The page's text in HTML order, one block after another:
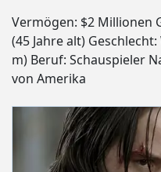
Vermögen: $2 Millionen
(45 Jahre alt)
m) Beruf: Schauspieler
von Amerika